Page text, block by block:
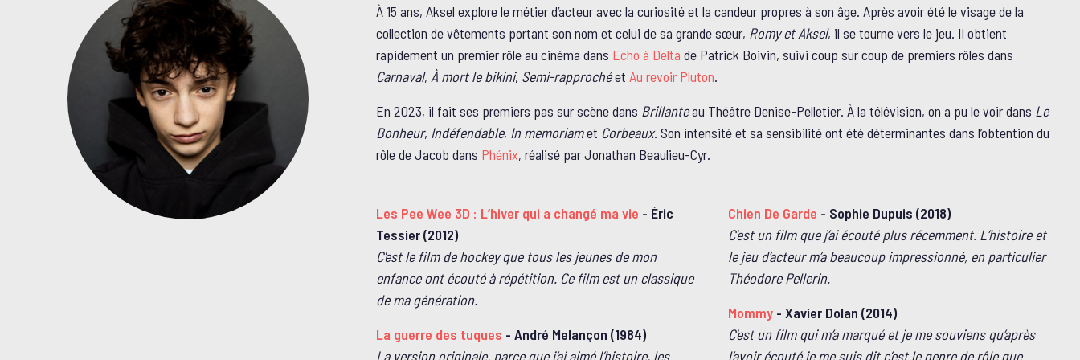
À 15 ans, Aksel explore le métier d’acteur avec la curiosité et la candeur propres à son âge. Après avoir été le visage de la
collection de vêtements portant son nom et celui de sa grande sœur, Romy et Aksel, il se tourne vers le jeu. Il obtient
rapidement un premier rôle au cinéma dans Echo à Delta de Patrick Boivin, suivi coup sur coup de premiers rôles dans
Carnaval, À mort le bikini, Semi-rapprochéet Au revoir Pluton.
En 2023, il fait ses premiers pas sur scène dans Brillanteau Théâtre Denise-Pelletier. À la télévision, on a pu le voir dans Le
Bonheur, Indéfendable, In memoriamet Corbeaux. Son intensité et sa sensibilité ont été déterminantes dans l’obtention du
rôle de Jacob dans Phénix, réalisé par Jonathan Beaulieu-Cyr.
Les Pee Wee 3D : L’hiver qui a changé ma vie - Éric
Tessier (2012)
C'est le film de hockey que tous les jeunes de mon
enfance ont écouté à répétition. Ce film est un classique
de ma génération.
La guerre des tuques - André Melançon (1984)
La version originale, parce que j’ai aimé l’histoire, les
Chien De Garde - Sophie Dupuis (2018)
C'est un film que j’ai écouté plus récemment. L’histoire et
le jeu d’acteur m’a beaucoup impressionné, en particulier
Théodore Pellerin.
Mommy - Xavier Dolan (2014)
C'est un film qui m’a marqué et je me souviens qu’après
l’avoir écouté je me suis dit c’est le genre de rôle que